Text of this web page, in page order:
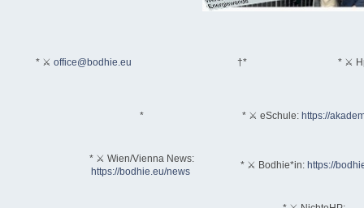
* ⚔ office@bodhie.eu †* * ⚔
* * ⚔ eSchule: https://
* ⚔ Wien/Vienna News:
https://bodhie.eu/news
* ⚔ Bodhie*in: https://